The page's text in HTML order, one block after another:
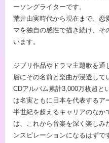
ーソングライターです。
荒井由実時代から現在まで、恋
マを独自の感性で描き続け、そ
います。
ジブリ作品やドラマ主題歌を
層にその名前と楽曲が浸透して
CDアルバム累計3,000万枚超と
は名実ともに日本を代表するア
半世紀を超えるキャリアのなか
は、これから音楽を深く楽しみ
ンスピレーションになるはずで